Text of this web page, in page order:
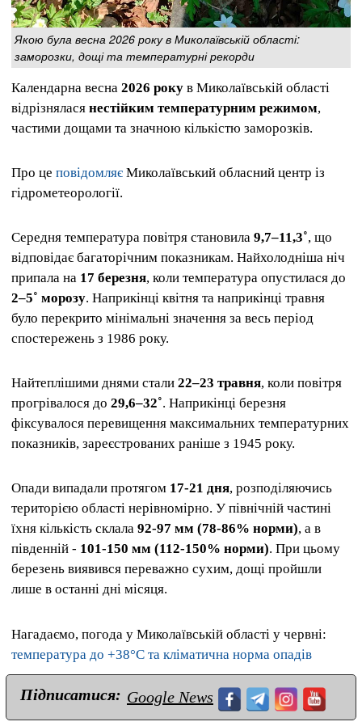
Якою була весна 2026 року в Миколаївській області:
заморозки, дощі та температурні рекорди
Календарна весна 2026 року в Миколаївській області
відрізнялася нестійким температурним режимом,
частими дощами та значною кількістю заморозків.
Про це повідомляє Миколаївський обласний центр із
гідрометеорології.
Середня температура повітря становила 9,7–11,3˚, що
відповідає багаторічним показникам. Найхолодніша ніч
припала на 17 березня, коли температура опустилася до
2–5˚ морозу. Наприкінці квітня та наприкінці травня
було перекрито мінімальні значення за весь період
спостережень з 1986 року.
Найтеплішими днями стали 22–23 травня, коли повітря
прогрівалося до 29,6–32˚. Наприкінці березня
фіксувалося перевищення максимальних температурних
показників, зареєстрованих раніше з 1945 року.
Опади випадали протягом 17-21 дня, розподіляючись
територією області нерівномірно. У північній частині
їхня кількість склала 92-97 мм (78-86% норми), а в
південній - 101-150 мм (112-150% норми). При цьому
березень виявився переважно сухим, дощі пройшли
лише в останні дні місяця.
Нагадаємо, погода у Миколаївській області у червні:
температура до +38°C та кліматична норма опадів
Підписатися: Google News